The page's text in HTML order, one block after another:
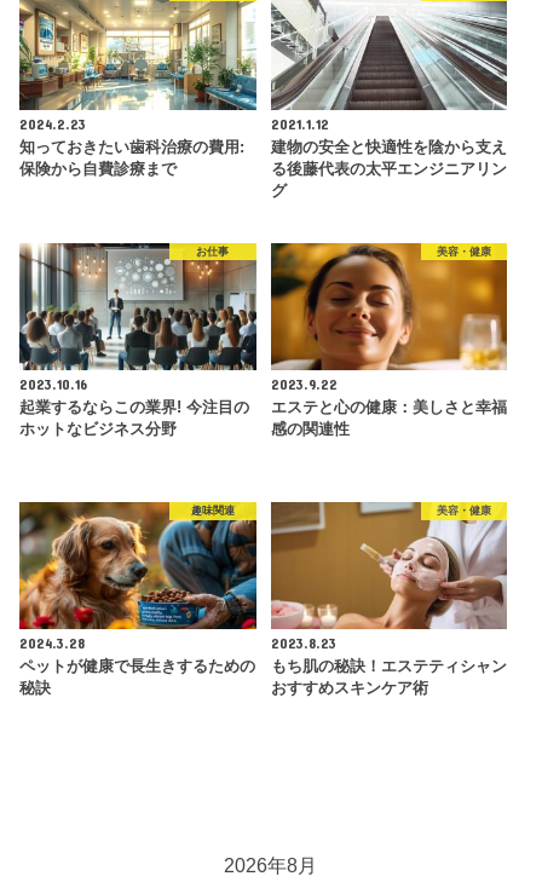
2024.2.23
知っておきたい歯科治療の費用:
保険から自費診療まで
2021.1.12
建物の安全と快適性を陰から支え
る後藤代表の太平エンジニアリン
グ
お仕事
2023.10.16
起業するならこの業界! 今注目の
ホットなビジネス分野
美容・健康
2023.9.22
エステと心の健康：美しさと幸福
感の関連性
趣味関連
2024.3.28
ペットが健康で長生きするための
秘訣
美容・健康
2023.8.23
もち肌の秘訣！エステティシャン
おすすめスキンケア術
2026年8月